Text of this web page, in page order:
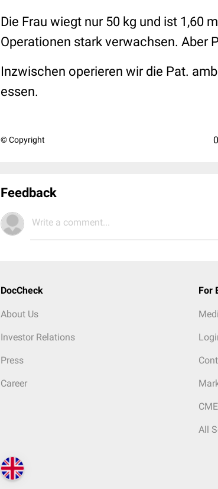
Die Frau wiegt nur 50 kg und ist 1,60
Operationen stark verwachsen. Aber
Inzwischen operieren wir die Pat.
essen.
© Copyright
Feedback
Write a comment...
DocCheck
About Us
Investor Relations
Press
Career
For
All